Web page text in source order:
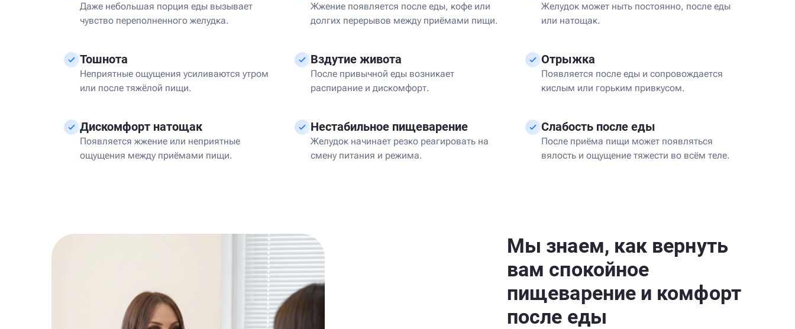
Даже небольшая порция еды вызывает
чувство переполненного желудка.
Жжение появляется после еды, кофе или
долгих перерывов между приёмами пищи.
Желудок может ныть постоянно, после еды
или натощак.
Тошнота
Неприятные ощущения усиливаются утром
или после тяжёлой пищи.
Вздутие живота
После привычной еды возникает
распирание и дискомфорт.
Отрыжка
Появляется после еды и сопровождается
кислым или горьким привкусом.
Дискомфорт натощак
Появляется жжение или неприятные
ощущения между приёмами пищи.
Нестабильное пищеварение
Желудок начинает резко реагировать на
смену питания и режима.
Слабость после еды
После приёма пищи может появляться
вялость и ощущение тяжести во всём теле.
Мы знаем, как вернуть
вам спокойное
пищеварение и комфорт
после еды